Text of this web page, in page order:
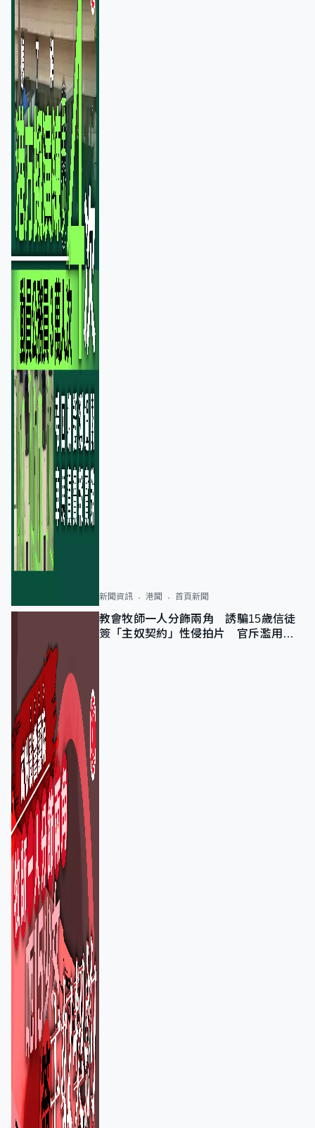
新聞資訊 港聞 首頁新聞
教會牧師一人分飾兩角 誘騙15歲信徒
簽「主奴契約」性侵拍片 官斥濫用教